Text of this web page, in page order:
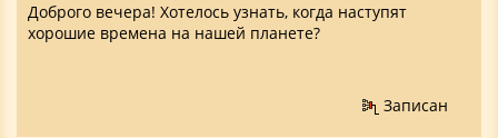
Доброго вечера! Хотелось узнать, когда наступят
хорошие времена на нашей планете?
Записан